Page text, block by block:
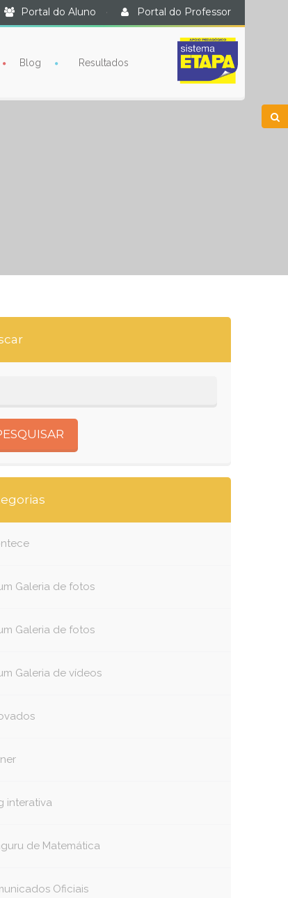
Portal do Aluno · Portal do Professor
Blog Resultados
Galeria de fotos
Galeria de fotos
Galeria de vídeos
interativa
de Matemática
Oficiais